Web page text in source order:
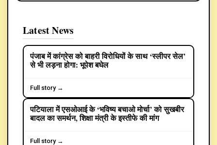
Latest News
POLITICS
पंजाब में कांग्रेस को बाहरी विरोधियों के साथ ‘स्लीपर सेल’
से भी लड़ना होगा: भूपेश बघेल
Full story →
पटियाला में एसओआई के ‘भविष्य बचाओ मोर्चा’ को सुखबीर
बादल का समर्थन, शिक्षा मंत्री के इस्तीफे की मांग
Full story →